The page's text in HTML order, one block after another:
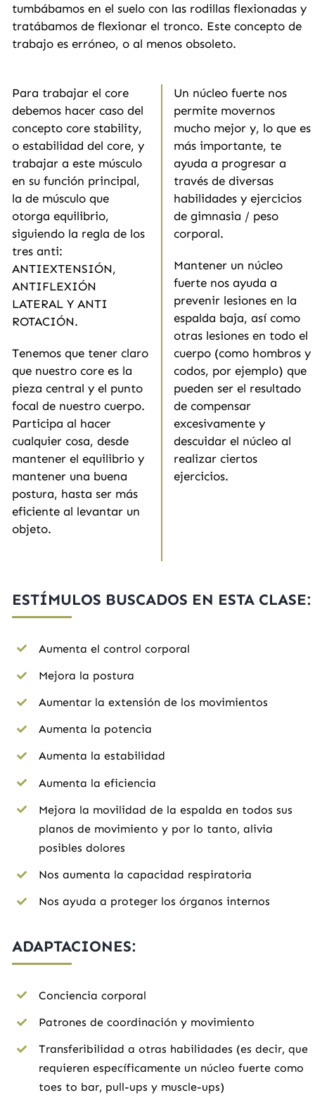
tumbábamos en el suelo con las rodillas flexionadas y
tratábamos de flexionar el tronco. Este concepto de
trabajo es erróneo, o al menos obsoleto.
Para trabajar el core
debemos hacer caso del
concepto core stability,
o estabilidad del core, y
trabajar a este músculo
en su función principal,
la de músculo que
otorga equilibrio,
siguiendo la regla de los
tres anti:
ANTIEXTENSIÓN,
ANTIFLEXIÓN
LATERAL Y ANTI
ROTACIÓN.
Tenemos que tener claro
que nuestro core es la
pieza central y el punto
focal de nuestro cuerpo.
Participa al hacer
cualquier cosa, desde
mantener el equilibrio y
mantener una buena
postura, hasta ser más
eficiente al levantar un
objeto.
Un núcleo fuerte nos
permite movernos
mucho mejor y, lo que es
más importante, te
ayuda a progresar a
través de diversas
habilidades y ejercicios
de gimnasia / peso
corporal.
Mantener un núcleo
fuerte nos ayuda a
prevenir lesiones en la
espalda baja, así como
otras lesiones en todo el
cuerpo (como hombros y
codos, por ejemplo) que
pueden ser el resultado
de compensar
excesivamente y
descuidar el núcleo al
realizar ciertos
ejercicios.
ESTÍMULOS BUSCADOS EN ESTA CLASE:
Aumenta el control corporal
Mejora la postura
Aumentar la extensión de los movimientos
Aumenta la potencia
Aumenta la estabilidad
Aumenta la eficiencia
Mejora la movilidad de la espalda en todos sus
planos de movimiento y por lo tanto, alivia
posibles dolores
Nos aumenta la capacidad respiratoria
Nos ayuda a proteger los órganos internos
ADAPTACIONES:
Conciencia corporal
Patrones de coordinación y movimiento
Transferibilidad a otras habilidades (es decir, que
requieren específicamente un núcleo fuerte como
toes to bar, pull-ups y muscle-ups)